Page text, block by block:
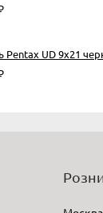
Pentax UD 9x21